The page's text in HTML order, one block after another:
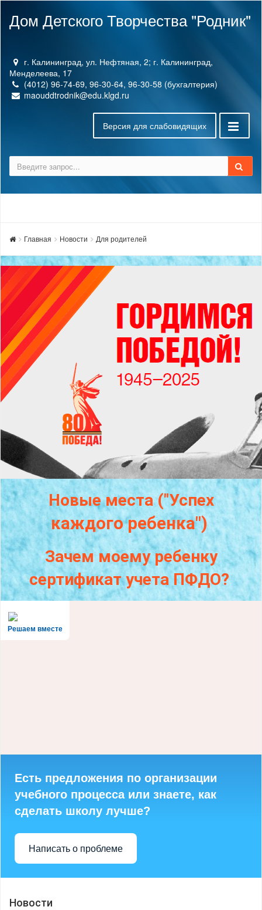
Дом Детского Творчества "Родник"
г. Калининград, ул. Нефтяная, 2; г. Калининград,
Менделеева, 17
(4012) 96-74-69, 96-30-64, 96-30-58 (бухгалтерия)
maouddtrodnik@edu.klgd.ru
Версия для слабовидящих
Главная Новости Для родителей
Новые места ("Успех
каждогоребенка")
Зачем моему ребенку
сертификат учета ПФДО?
Решаем вместе
Есть предложения по организации
учебного процесса или знаете, как
сделать школу лучше?
Написать о проблеме
Новости